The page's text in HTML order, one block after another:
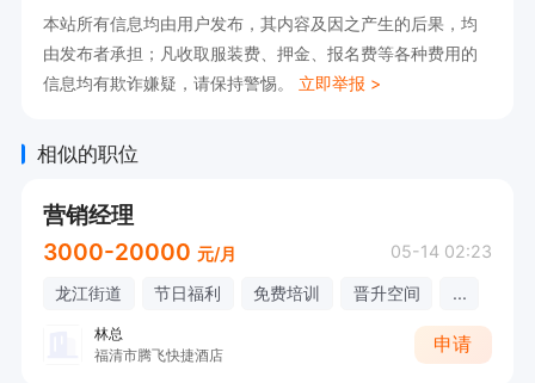
四、工作地址：
红星美凯龙4楼家具店、福和万达家具店（万达店
本站所有信息均由用户发布，其内容及因之产生的后果，均
由发布者承担；凡收取服装费、押金、报名费等各种费用的
信息均有欺诈嫌疑，请保持警惕。 立即举报 >
相似的职位
营销经理
3000-20000 元/月 05-14 02:23
龙江街道 节日福利 免费培训 晋升空间 ...
林总
福清市腾飞快捷酒店
申请